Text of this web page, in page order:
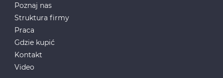
Poznaj nas
Struktura firmy
Praca
Gdzie kupić
Kontakt
Video